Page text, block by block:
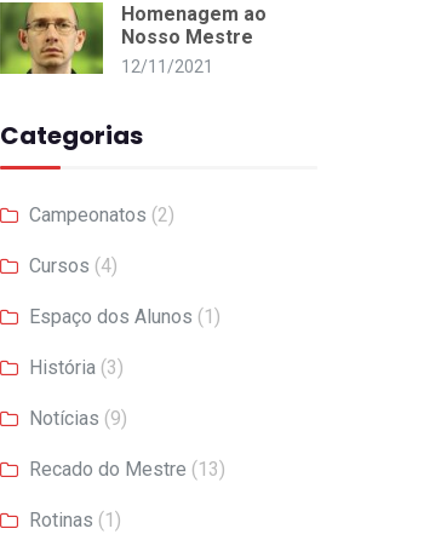
Homenagem ao
Nosso Mestre
12/11/2021
Categorias
Campeonatos (2)
Cursos (4)
Espaço dos Alunos (1)
História (3)
Notícias (9)
Recado do Mestre (13)
Rotinas (1)